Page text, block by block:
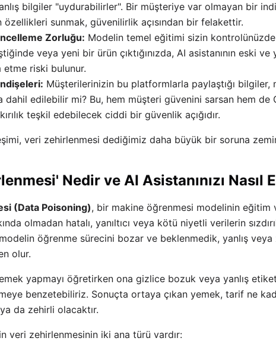
bilgiler "uydurabilirler". Bir müşteriye var olmayan bir
özellikleri sunmak, güvenilirlik açısından bir felakettir.
Zorluğu: Modelin temel eğitimi sizin
veya yeni bir ürün çıktığınızda, AI asistanının eski ve
riski bulunur.
Müşterilerinizin bu platformlarla paylaştığı bilgiler,
dahil edilebilir mi? Bu, hem müşteri güvenini sarsan hem de
teşkil edebilecek ciddi bir güvenlik açığıdır.
veri zehirlenmesi dediğimiz daha büyük bir soruna
Nedir ve AI Asistanınızı Nasıl
(Data Poisoning), bir makine öğrenmesi modelinin eğitim
olmadan hatalı, yanıltıcı veya kötü niyetli verilerin
öğrenme sürecini bozar ve beklenmedik, yanlış veya
olur.
yapmayı öğretirken ona gizlice bozuk veya yanlış
benzetebiliriz. Sonuçta ortaya çıkan yemek, tarif ne
da zehirli olacaktır.
veri zehirlenmesinin iki ana türü vardır: